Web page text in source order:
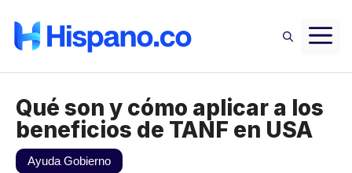
Qué son y cómo aplicar a los
beneficios de TANF en USA
Ayuda Gobierno